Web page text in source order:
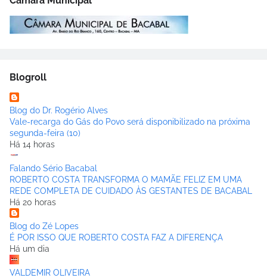
Blogroll
Blog do Dr. Rogério Alves
Vale-recarga do Gás do Povo será disponibilizado na próxima
segunda-feira (10)
Há 14 horas
Falando Sério Bacabal
ROBERTO COSTA TRANSFORMA O MAMÃE FELIZ EM UMA
REDE COMPLETA DE CUIDADO ÀS GESTANTES DE BACABAL
Há 20 horas
Blog do Zé Lopes
É POR ISSO QUE ROBERTO COSTA FAZ A DIFERENÇA
Há um dia
VALDEMIR OLIVEIRA